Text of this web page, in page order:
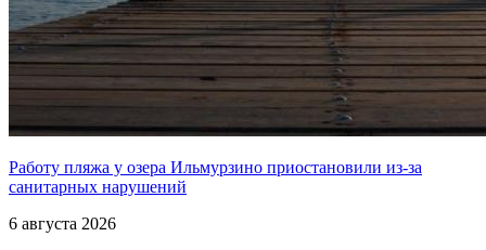
Работу пляжа у озера Ильмурзино приостановили из-за
санитарных нарушений
6 августа 2026